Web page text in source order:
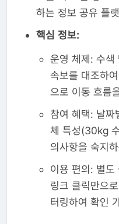
하는 정보 공유 플
핵심 정보:
운영 체제: 수색
속보를 대조하
으로 이동 흐름
참여 혜택: 날짜
체 특성(30kg
의사항을 숙지
이용 편의: 별도
링크 클릭만으
터링하여 확인